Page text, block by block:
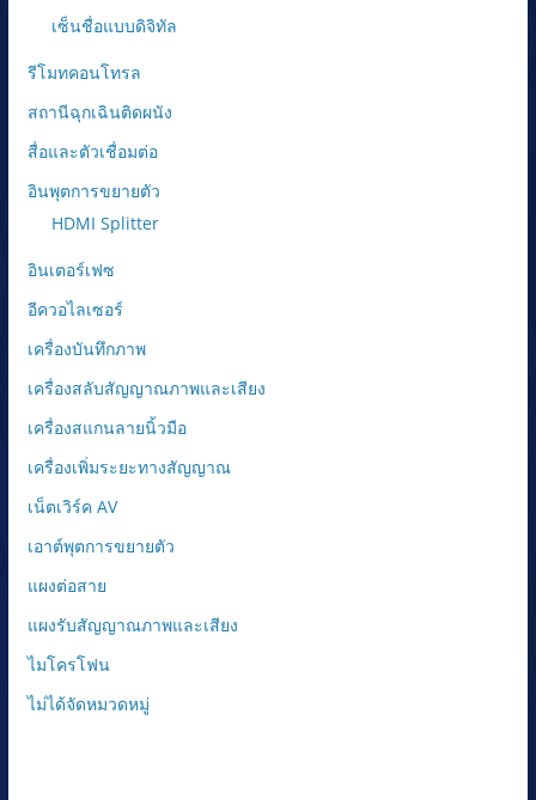
เซ็นชื่อแบบดิจิทัล
รีโมทคอนโทรล
สถานีฉุกเฉินติดผนัง
สื่อและตัวเชื่อมต่อ
อินพุตการขยายตัว
HDMI Splitter
อินเตอร์เฟซ
อีควอไลเซอร์
เครื่องบันทึกภาพ
เครื่องสลับสัญญาณภาพและเสียง
เครื่องสแกนลายนิ้วมือ
เครื่องเพิ่มระยะทางสัญญาณ
เน็ตเวิร์ค AV
เอาต์พุตการขยายตัว
แผงต่อสาย
แผงรับสัญญาณภาพและเสียง
ไมโครโฟน
ไม่ได้จัดหมวดหมู่